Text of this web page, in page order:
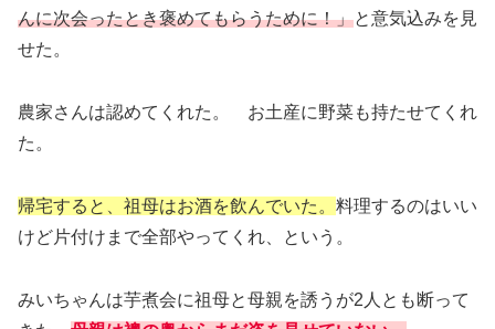
んに次会ったとき褒めてもらうために！」と意気込みを見
せた。
農家さんは認めてくれた。 お土産に野菜も持たせてくれ
た。
帰宅すると、祖母はお酒を飲んでいた。 料理するのはいい
けど片付けまで全部やってくれ、という。
みいちゃんは芋煮会に祖母と母親を誘うが2人とも断って